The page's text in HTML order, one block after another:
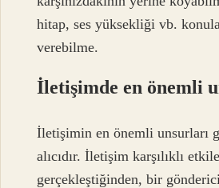
hitap, ses yüksekliği vb.
verebilme.
İletişimde en önemli
İletişimin en önemli unsurları
alıcıdır. İletişim karşılıklı
gerçekleştiğinden, bir